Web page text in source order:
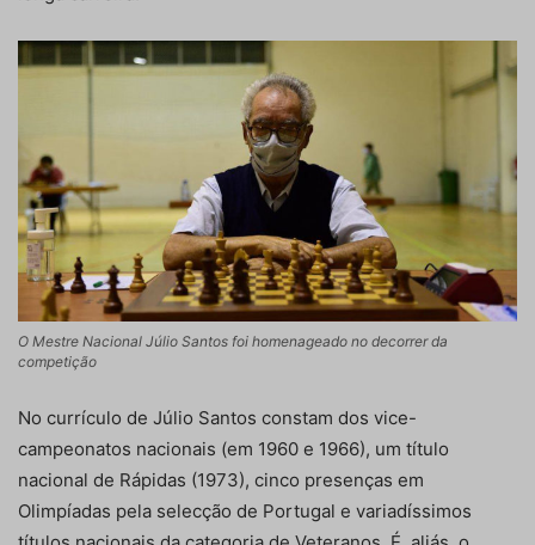
O Mestre Nacional Júlio Santos foi homenageado no decorrer da
competição
No currículo de Júlio Santos constam dos vice-
campeonatos nacionais (em 1960 e 1966), um título
nacional de Rápidas (1973), cinco presenças em
Olimpíadas pela selecção de Portugal e variadíssimos